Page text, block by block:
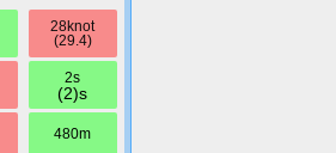
28knot
(29.4)
2s
(2)s
480m